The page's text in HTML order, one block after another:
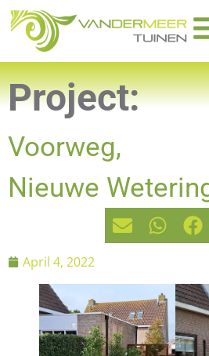
Project:
Voorweg,
Nieuwe
April 4, 2022